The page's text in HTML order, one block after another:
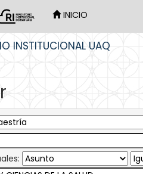
INICIO
INSTITUCIONAL UAQ